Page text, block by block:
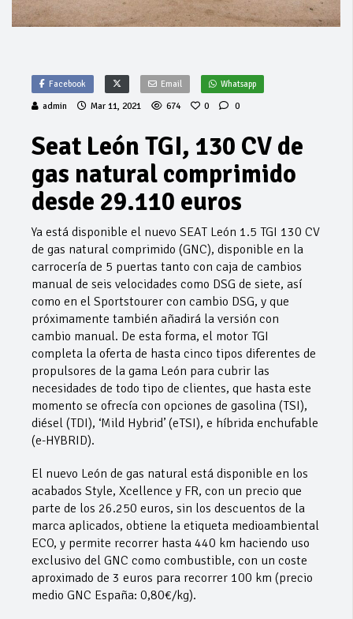
Facebook Email Whatsapp
admin Mar 11, 2021 674 0 0
Seat León TGI, 130 CV de
gas natural comprimido
desde 29.110 euros
Ya está disponible el nuevo SEAT León 1.5 TGI 130 CV
de gas natural comprimido (GNC), disponible en la
carrocería de 5 puertas tanto con caja de cambios
manual de seis velocidades como DSG de siete, así
como en el Sportstourer con cambio DSG, y que
próximamente también añadirá la versión con
cambio manual. De esta forma, el motor TGI
completa la oferta de hasta cinco tipos diferentes de
propulsores de la gama León para cubrir las
necesidades de todo tipo de clientes, que hasta este
momento se ofrecía con opciones de gasolina (TSI),
diésel (TDI), ‘Mild Hybrid’ (eTSI), e híbrida enchufable
(e-HYBRID).
El nuevo León de gas natural está disponible en los
acabados Style, Xcellence y FR, con un precio que
parte de los 26.250 euros, sin los descuentos de la
marca aplicados, obtiene la etiqueta medioambiental
ECO, y permite recorrer hasta 440 km haciendo uso
exclusivo del GNC como combustible, con un coste
aproximado de 3 euros para recorrer 100 km (precio
medio GNC España: 0,80€/kg).